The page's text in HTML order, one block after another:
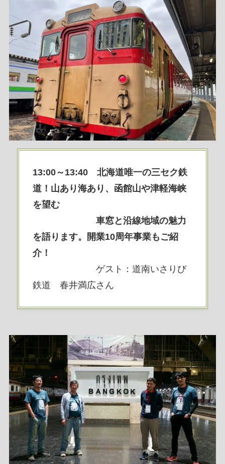
13:00～13:40 北海道唯一の三セク鉄
道！山あり海あり、函館山や津軽海峡
を望む
車窓と沿線地域の魅力
を語ります。開業10周年事業もご紹
介！
ゲスト：道南いさりび
鉄道 春井満広さん